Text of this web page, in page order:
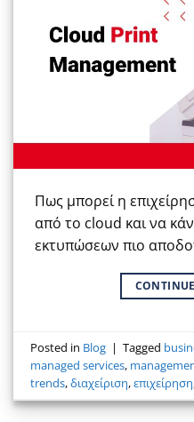
Πως μπορεί η
από το cloud και να
εκτυπώσεων πιο
Posted in Blog | Tagged
managed services,
trends,διαχείριση,επιχείρηση